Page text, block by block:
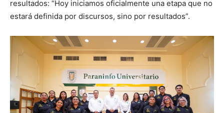
resultados: “Hoy iniciamos oficialmente una etapa que no
estará definida por discursos, sino por resultados”.